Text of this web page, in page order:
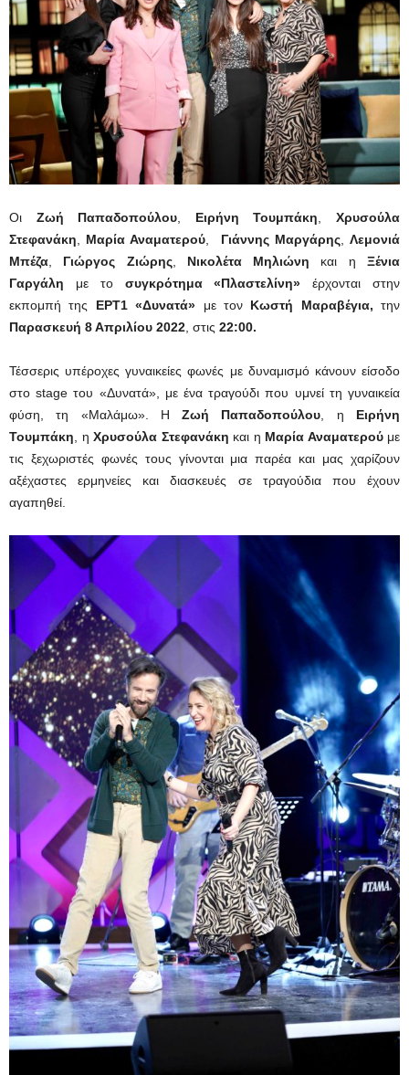
Οι Ζωή Παπαδοπούλου, Ειρήνη Τουμπάκη,Χρυσούλα
Στεφανάκη, Μαρία Αναματερού, Γιάννης Μαργάρης,Λεμονιά
Μπέζα, Γιώργος Ζιώρης, Νικολέτα Μηλιώνη και ηΞένια
Γαργάλη με το συγκρότημα «Πλαστελίνη» έρχονται στην
εκπομπή της ΕΡΤ1 «Δυνατά» με τον Κωστή Μαραβέγια, την
Παρασκευή 8 Απριλίου 2022, στις 22:00.
Τέσσερις υπέροχες γυναικείες φωνές με δυναμισμό κάνουν είσοδο
στο stage του «Δυνατά», με ένα τραγούδι που υμνεί τη γυναικεία
φύση, τη «Μαλάμω». ΗΖωή Παπαδοπούλου, η Ειρήνη
Τουμπάκη, η Χρυσούλα Στεφανάκη και η Μαρία Αναματερούμε
τις ξεχωριστές φωνές τους γίνονται μια παρέα και μας χαρίζουν
αξέχαστες ερμηνείες και διασκευές σε τραγούδια που έχουν
αγαπηθεί.